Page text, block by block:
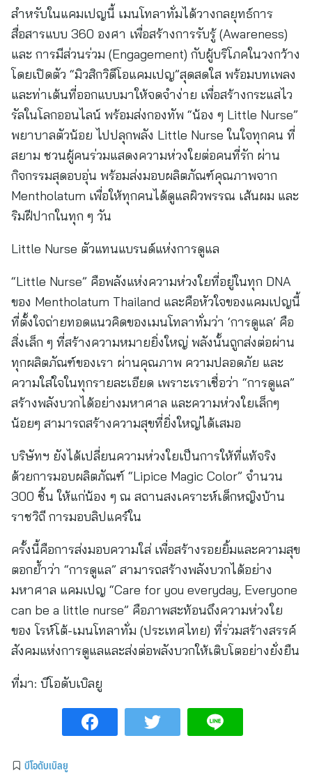
สำหรับในแคมเปญนี้ เมนโทลาทั่มได้วางกลยุทธ์การ
สื่อสารแบบ 360 องศา เพื่อสร้างการรับรู้ (Awareness)
และ การมีส่วนร่วม (Engagement) กับผู้บริโภคในวงกว้าง
โดยเปิดตัว “มิวสิกวิดีโอแคมเปญ”สุดสดใส พร้อมบทเพลง
และท่าเต้นที่ออกแบบมาให้จดจำง่าย เพื่อสร้างกระแสไว
รัลในโลกออนไลน์ พร้อมส่งกองทัพ “น้อง ๆ Little Nurse”
พยาบาลตัวน้อย ไปปลุกพลัง Little Nurse ในใจทุกคน ที่
สยาม ชวนผู้คนร่วมแสดงความห่วงใยต่อคนที่รัก ผ่าน
กิจกรรมสุดอบอุ่น พร้อมส่งมอบผลิตภัณฑ์คุณภาพจาก
Mentholatum เพื่อให้ทุกคนได้ดูแลผิวพรรณ เส้นผม และ
ริมฝีปากในทุก ๆ วัน
Little Nurse ตัวแทนแบรนด์แห่งการดูแล
“Little Nurse” คือพลังแห่งความห่วงใยที่อยู่ในทุก DNA
ของ Mentholatum Thailand และคือหัวใจของแคมเปญนี้
ที่ตั้งใจถ่ายทอดแนวคิดของเมนโทลาทั่มว่า ‘การดูแล’ คือ
สิ่งเล็ก ๆ ที่สร้างความหมายยิ่งใหญ่ พลังนั้นถูกส่งต่อผ่าน
ทุกผลิตภัณฑ์ของเรา ผ่านคุณภาพ ความปลอดภัย และ
ความใส่ใจในทุกรายละเอียด เพราะเราเชื่อว่า “การดูแล”
สร้างพลังบวกได้อย่างมหาศาล และความห่วงใยเล็กๆ
น้อยๆ สามารถสร้างความสุขที่ยิ่งใหญ่ได้เสมอ
บริษัทฯ ยังได้เปลี่ยนความห่วงใยเป็นการให้ที่แท้จริง
ด้วยการมอบผลิตภัณฑ์ “Lipice Magic Color” จำนวน
300 ชิ้น ให้แก่น้อง ๆ ณ สถานสงเคราะห์เด็กหญิงบ้าน
ราชวิถี การมอบลิปแคร์ใน
ครั้งนี้คือการส่งมอบความใส่ เพื่อสร้างรอยยิ้มและความสุข
ตอกย้ำว่า “การดูแล” สามารถสร้างพลังบวกได้อย่าง
มหาศาล แคมเปญ “Care for you everyday, Everyone
can be a little nurse” คือภาพสะท้อนถึงความห่วงใย
ของ โรห์โต้-เมนโทลาทั่ม (ประเทศไทย) ที่ร่วมสร้างสรรค์
สังคมแห่งการดูแลและส่งต่อพลังบวกให้เติบโตอย่างยั่งยืน
ที่มา: บีโอดับเบิลยู
บีโอดับเบิลยู